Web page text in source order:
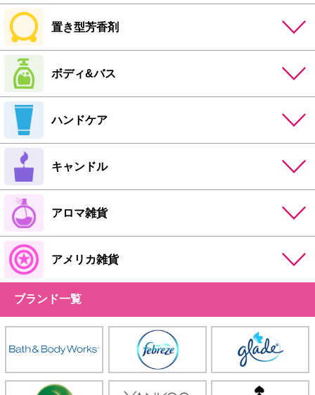
置き型芳香剤
ボディ&バス
ハンドケア
キャンドル
アロマ雑貨
アメリカ雑貨
ブランド一覧